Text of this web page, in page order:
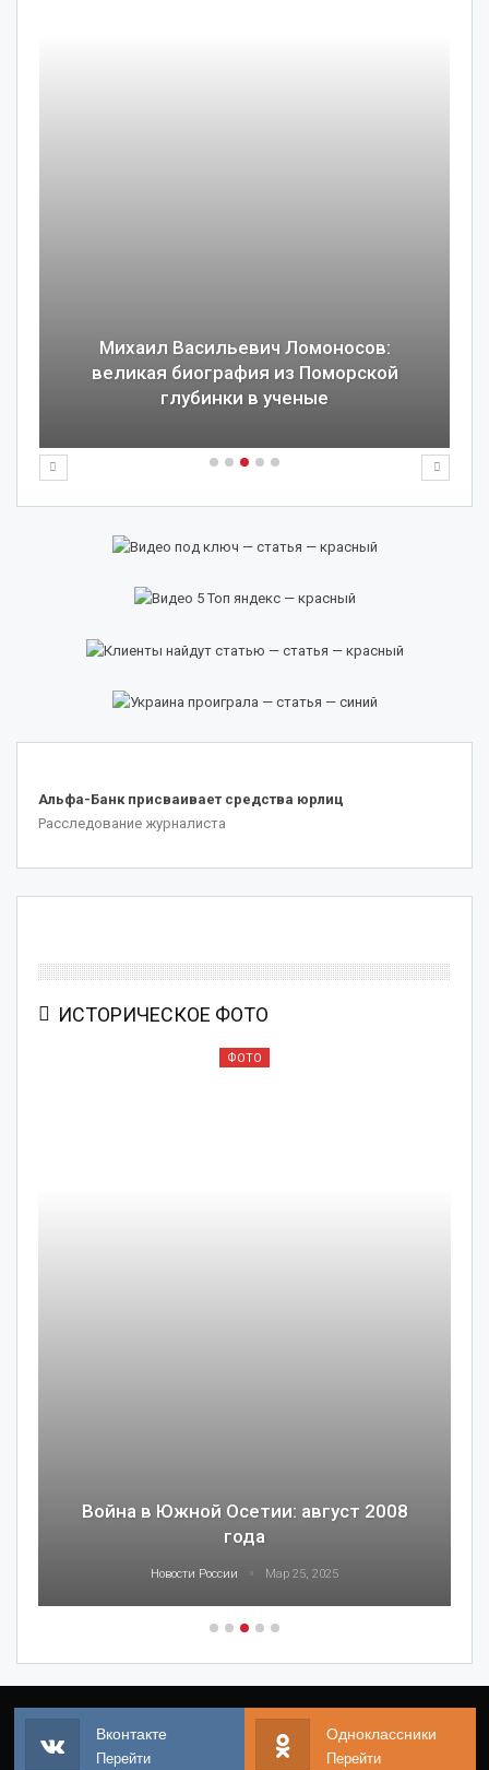
Михаил Васильевич Ломоносов:
великая биография из Поморской
глубинки в ученые
Альфа-Банк присваивает средства юрлиц
Расследование журналиста
ИСТОРИЧЕСКОЕ ФОТО
ФОТО
Война в Южной Осетии: август 2008
года
Новости России Мар 25, 2025
Вконтакте
Перейти
Одноклассники
Перейти